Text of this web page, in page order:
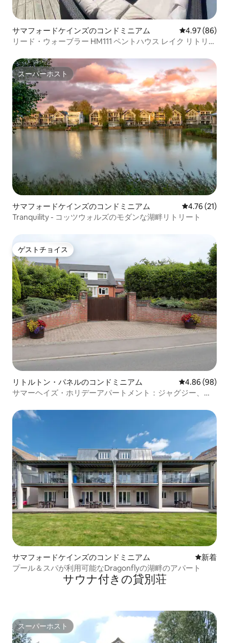
サマフォードケインズのコンドミニアム レビュー86
4.97 (86)
リード・ウォーブラー HM111 ペントハウス レイク リトリー
スーパーホスト
スーパーホスト
サマフォードケインズのコンドミニアム レビュー21
4.76 (21)
Tranquility - コッツウォルズのモダンな湖畔リトリート
ゲストチョイス
ゲストチョイス
リトルトン・パネルのコンドミニアム レビュー98件
4.86 (98)
サマーヘイズ・ホリデーアパートメント：ジャグジー、サ
サマフォードケインズのコンドミニアム 新しい宿
新着
プール＆スパが利用可能なDragonflyの湖畔のアパート
サウナ付きの貸別荘
スーパーホスト
スーパーホスト